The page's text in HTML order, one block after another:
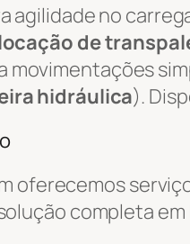
agilidade no
de
movimentações
hidráulica).
oferecemos
completa em